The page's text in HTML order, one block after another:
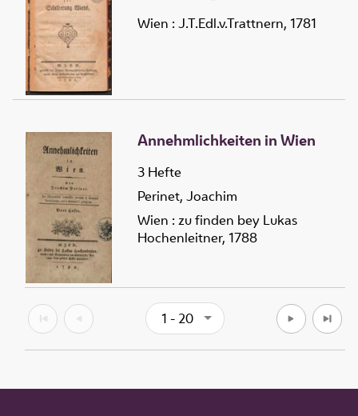
Wien : J.T.Edl.v.Trattnern, 1781
Annehmlichkeiten in Wien
3 Hefte
Perinet, Joachim
Wien : zu finden bey Lukas
Hochenleitner, 1788
1 - 20